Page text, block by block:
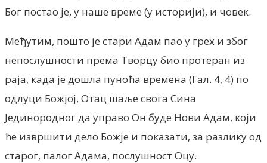
Бог постао је, у наше време (у историји), и човек.
Међутим, пошто је стари Адам пао у грех и због
непослушности према Творцу био протеран из
раја, када је дошла пуноћа времена (Гал. 4, 4) по
одлуци Божјој, Отац шаље свога Сина
Јединородног да управо Он буде Нови Адам, који
ће извршити дело Божје и показати, за разлику од
старог, палог Адама, послушност Оцу.